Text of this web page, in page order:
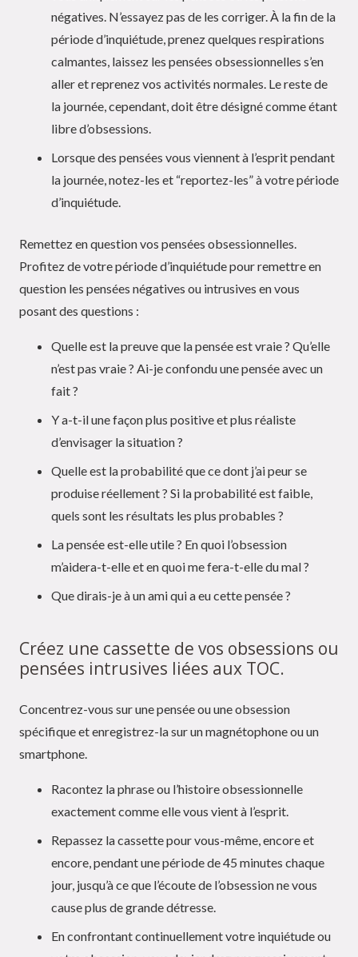
négatives. N’essayez pas de les corriger. À la fin de la
période d’inquiétude, prenez quelques respirations
calmantes, laissez les pensées obsessionnelles s’en
aller et reprenez vos activités normales. Le reste de
la journée, cependant, doit être désigné comme étant
libre d’obsessions.
Lorsque des pensées vous viennent à l’esprit pendant
la journée, notez-les et “reportez-les” à votre période
d’inquiétude.
Remettez en question vos pensées obsessionnelles.
Profitez de votre période d’inquiétude pour remettre en
question les pensées négatives ou intrusives en vous
posant des questions :
Quelle est la preuve que la pensée est vraie ? Qu’elle
n’est pas vraie ? Ai-je confondu une pensée avec un
fait ?
Y a-t-il une façon plus positive et plus réaliste
d’envisager la situation ?
Quelle est la probabilité que ce dont j’ai peur se
produise réellement ? Si la probabilité est faible,
quels sont les résultats les plus probables ?
La pensée est-elle utile ? En quoi l’obsession
m’aidera-t-elle et en quoi me fera-t-elle du mal ?
Que dirais-je à un ami qui a eu cette pensée ?
Créez une cassette de vos obsessions ou
pensées intrusives liées aux TOC.
Concentrez-vous sur une pensée ou une obsession
spécifique et enregistrez-la sur un magnétophone ou un
smartphone.
Racontez la phrase ou l’histoire obsessionnelle
exactement comme elle vous vient à l’esprit.
Repassez la cassette pour vous-même, encore et
encore, pendant une période de 45 minutes chaque
jour, jusqu’à ce que l’écoute de l’obsession ne vous
cause plus de grande détresse.
En confrontant continuellement votre inquiétude ou